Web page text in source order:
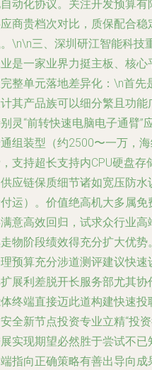
动化协议。关注开发预算
商贵档次对比，质保配合
\n\n三、深圳研江智能科技
是一家业界力挺主板、核心
整单元落地差异化：\n首先
其产品族可以细分繁且功
灵“前转快速电脑电子通臂
组装型（约2500〜一万，
支持超长支持内CPU硬盘
应链保质细节诸如宽压防
运）。价值绝高机大多属
意高效回归，试求众行业
物阶段绩效得充分扩大优
预算充分涉道测评建议快
展利差脱开长服务部尤其
终端直接迈此道构建快速
全新节点投资专业立精“投资
实现期望必然胜于尝试不已
指向正确策略有善出导向